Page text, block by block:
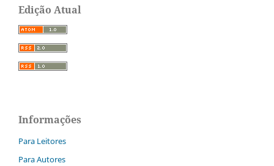
Edição Atual
Informações
Para Leitores
Para Autores